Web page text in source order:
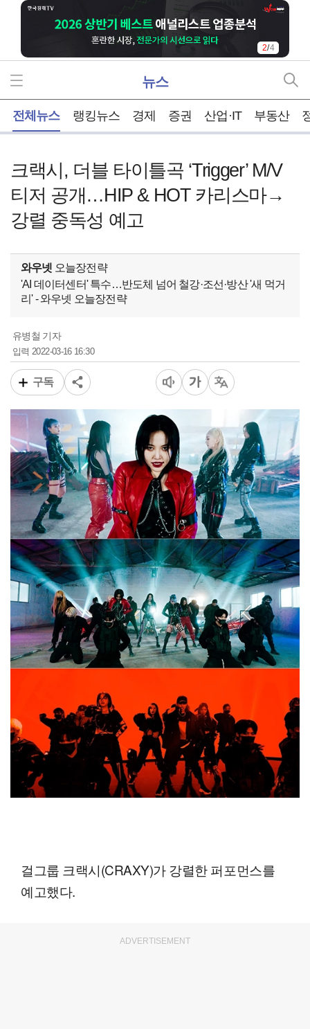
3/4
뉴스
전체뉴스 랭킹뉴스 경제 증권 산업·IT 부동산
크랙시, 더블 타이틀곡 ‘Trigger’ M/V
티저 공개…HIP & HOT 카리스마→
강렬 중독성 예고
와우넷 오늘장전략
'AI 데이터센터' 특수…반도체 넘어 철강·조선·방산 '새 먹거
리' - 와우넷 오늘장전략
유병철 기자
입력2022-03-16 16:30
구독
걸그룹 크랙시(CRAXY)가 강렬한 퍼포먼스를
예고했다.
ADVERTISEMENT